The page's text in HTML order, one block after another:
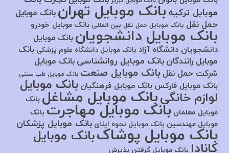
موبایل ترکیه بانک موبایل تهران بانک موبایل
حمل نقل بانک موبایل حمل نقل بین المللی بانک موبایل خودرو
بانک موبایل دانشجویان بانک موبایل
دانشجویان دانشگاه آزاد بانک موبایل دانشگاه علوم پزشکی بانک
موبایل رانندگان بانک موبایل روانشناسی بانک موبایل
شرکت حمل نقل بانک موبایل صنعت بانک موبایل طب سنتی
بانک موبایل فارکس بانک موبایل فرهنگیان بانک موبایل
لوازم خانگیبانک موبایل مشاغلبانک
موبایل معلمان بانک موبایل مهاجرت بانک
موبایل مهندسین بانک موبایل نحوه اپلای بانک موبایل پزشکان
بانک موبایل پوشاکبانک موبایل
کانادا بانک موبایل گرفتن پذیرش